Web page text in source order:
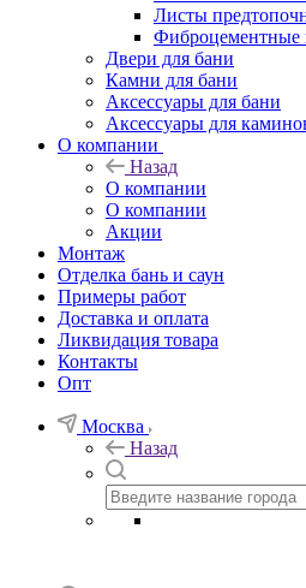
Листы
Фиброцементные
Двери для бани
Камни для бани
Аксессуары для бани
Аксессуары для
О компании
Назад
О компании
О компании
Акции
Монтаж
Отделка бань и саун
Примеры работ
Доставка и оплата
Ликвидация товара
Контакты
Опт
Москва
Назад